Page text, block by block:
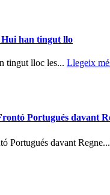
Hui han tingut llo
tingut lloc les... Llegeix
Portugués davant
Portugués davant Regne...